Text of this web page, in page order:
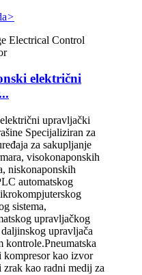
>
električni
upravljački
Specijaliziran za
za sakupljanje
visokonaponskih
niskonaponskih
automatskog
sistema,
upravljačkog
upravljača
kontrole.Pneumatska
kompresor kao izvor
kao radni medij za